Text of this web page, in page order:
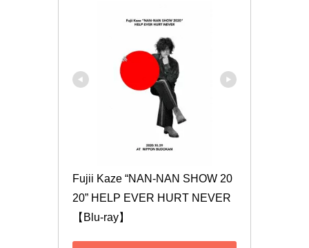
Fujii Kaze “NAN-NAN SHOW 20
20” HELP EVER HURT NEVER
【Blu-ray】